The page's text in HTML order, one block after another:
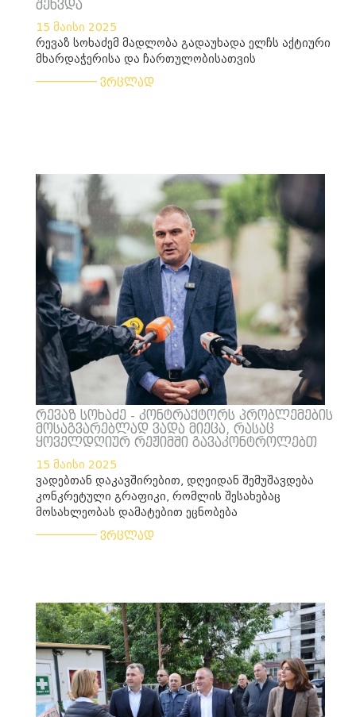
შეხვდა
15 მაისი 2025
რევაზ სოხაძემ მადლობა გადაუხადა ელჩს აქტიური
მხარდაჭერისა და ჩართულობისათვის
ვრცლად
რევაზ სოხაძე - კონტრაქტორს პრობლემების
მოსაგვარებლად ვადა მიეცა, რასაც
ყოველდღიურ რეჟიმში გავაკონტროლებთ
15 მაისი 2025
ვადებთან დაკავშირებით, დღეიდან შემუშავდება
კონკრეტული გრაფიკი, რომლის შესახებაც
მოსახლეობას დამატებით ეცნობება
ვრცლად